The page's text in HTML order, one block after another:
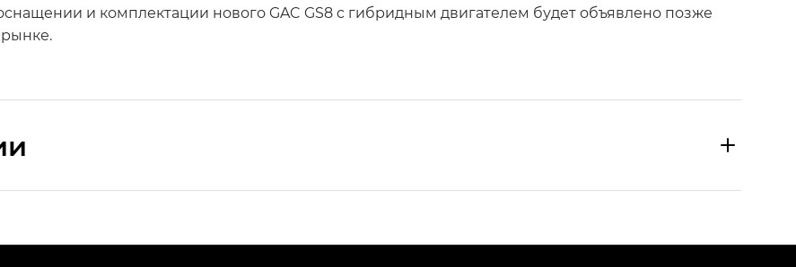
и комплектации нового GAC GS8 c гибридным двигателем будет объявлено позже